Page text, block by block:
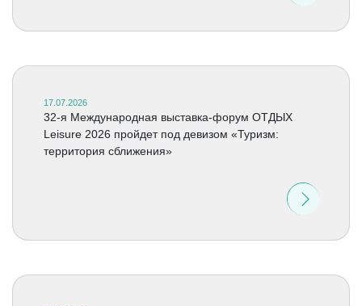
17.07.2026
32-я Международная выставка-форум ОТДЫХ
Leisure 2026 пройдет под девизом «Туризм:
территория сближения»